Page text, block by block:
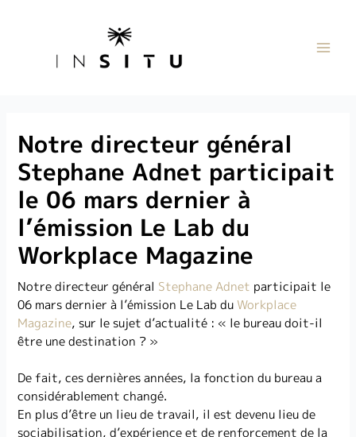
Notre directeur général
Stephane Adnet participait
le 06 mars dernier à
l’émission Le Lab du
Workplace Magazine
Notre directeur général Stephane Adnet participait le
06 mars dernier à l’émission Le Lab du Workplace
Magazine, sur le sujet d’actualité : « le bureau doit-il
être une destination ? »
De fait, ces dernières années, la fonction du bureau a
considérablement changé.
En plus d’être un lieu de travail, il est devenu lieu de
sociabilisation, d’expérience et de renforcement de la